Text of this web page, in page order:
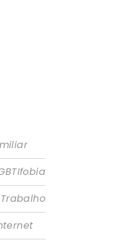
Trabalho